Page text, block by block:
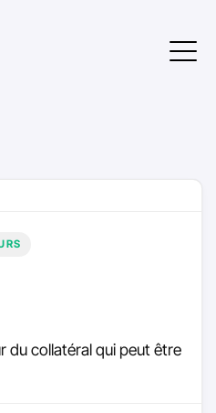
du collatéral qui peut être